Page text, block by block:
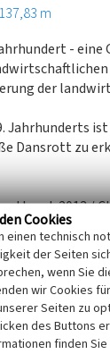
m
- eine
der
Jahrhunderts
Dansrott zu
2013 /
Cookies
einen technisch
der Seiten
wenn Sie
wir Cookies
Seiten zu
des Buttons
finden